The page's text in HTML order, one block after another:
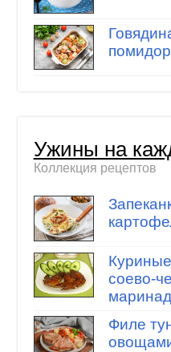
Ужины на
Коллекция рецептов
соево-
Филе